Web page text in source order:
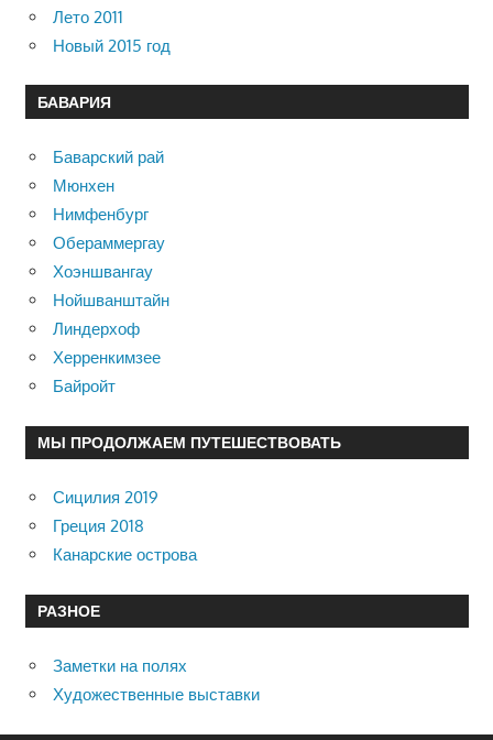
Лето 2011
Новый 2015 год
БАВАРИЯ
Баварский рай
Мюнхен
Нимфенбург
Обераммергау
Хоэншвангау
Нойшванштайн
Линдерхоф
Херренкимзее
Байройт
МЫ ПРОДОЛЖАЕМ ПУТЕШЕСТВОВАТЬ
Сицилия 2019
Греция 2018
Канарские острова
РАЗНОЕ
Заметки на полях
Художественные выставки